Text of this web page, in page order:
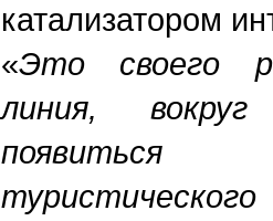
катализатором
«Это своего
линия,